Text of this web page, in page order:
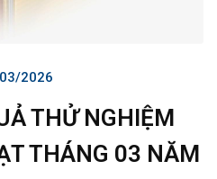
2026
THỬ NGHIỆM
THÁNG 03 NĂM